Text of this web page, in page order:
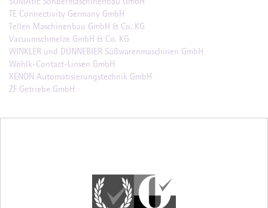
SOMAtic Sondermaschinenbau GmbH
TE Connectivity Germany GmbH
Tellen Maschinenbau GmbH & Co. KG
Vacuumschmelze GmbH & Co. KG
WINKLER und DÜNNEBIER Süßwarenmaschinen GmbH
Wöhlk-Contact-Linsen GmbH
XENON Automatisierungstechnik GmbH
ZF Getriebe GmbH